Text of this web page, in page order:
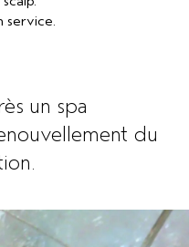
service.
un spa
du